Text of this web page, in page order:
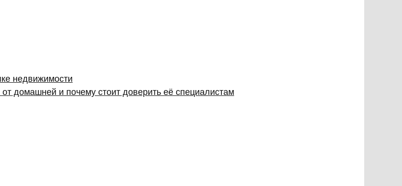
недвижимости
домашней и почему стоит доверить её специалистам